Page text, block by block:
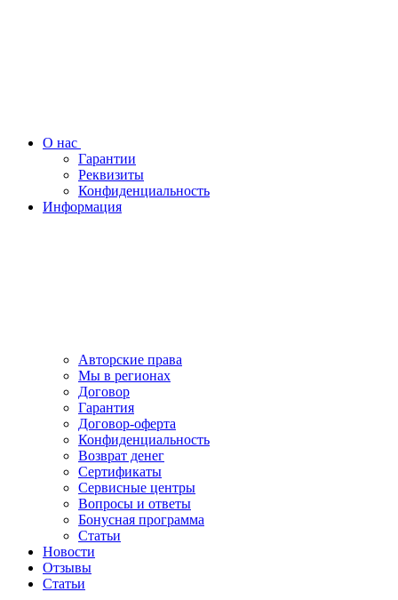
О нас
Гарантии
Реквизиты
Конфиденциальность
Информация
Авторские права
Мы в регионах
Договор
Гарантия
Договор-оферта
Конфиденциальность
Возврат денег
Сертификаты
Сервисные центры
Вопросы и ответы
Бонусная программа
Статьи
Новости
Отзывы
Статьи